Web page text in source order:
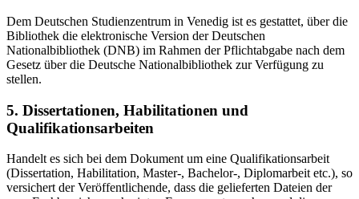
Dem Deutschen Studienzentrum in Venedig ist es gestattet, über die
Bibliothek die elektronische Version der Deutschen
Nationalbibliothek (DNB) im Rahmen der Pflichtabgabe nach dem
Gesetz über die Deutsche Nationalbibliothek zur Verfügung zu
stellen.
5. Dissertationen, Habilitationen und
Qualifikationsarbeiten
Handelt es sich bei dem Dokument um eine Qualifikationsarbeit
(Dissertation, Habilitation, Master-, Bachelor-, Diplomarbeit etc.), so
versichert der Veröffentlichende, dass die gelieferten Dateien der